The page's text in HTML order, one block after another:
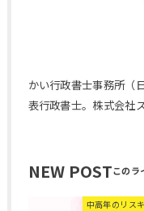
かい行政書士事務所（
表行政書士。株式会社
NEW POST
中高年のリス